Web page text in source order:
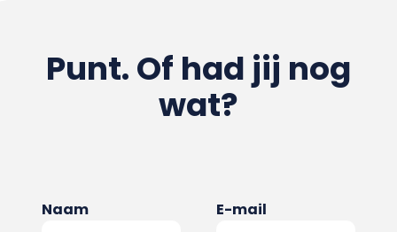
Punt. Of had jij nog
wat?
Naam E-mail